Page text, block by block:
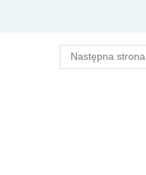
Następna strona